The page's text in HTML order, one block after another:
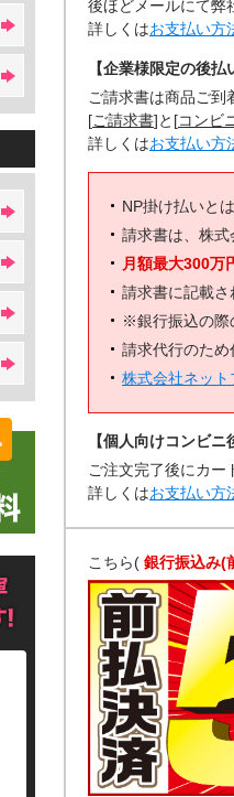
後ほどメールにて弊
詳しくはお支払い方
【企業様限定の後
ご請求書は商品ご到
[ご請求書]と[コンビ
詳しくはお支払い方
NP掛け払いと
請求書は、株
月額最大300万
請求書に記載
※銀行振込の際
請求代行のた
株式会社ネッ
【個人向けコンビニ
ご注文完了後にカー
詳しくはお支払い方
こちら( 銀行振込み(